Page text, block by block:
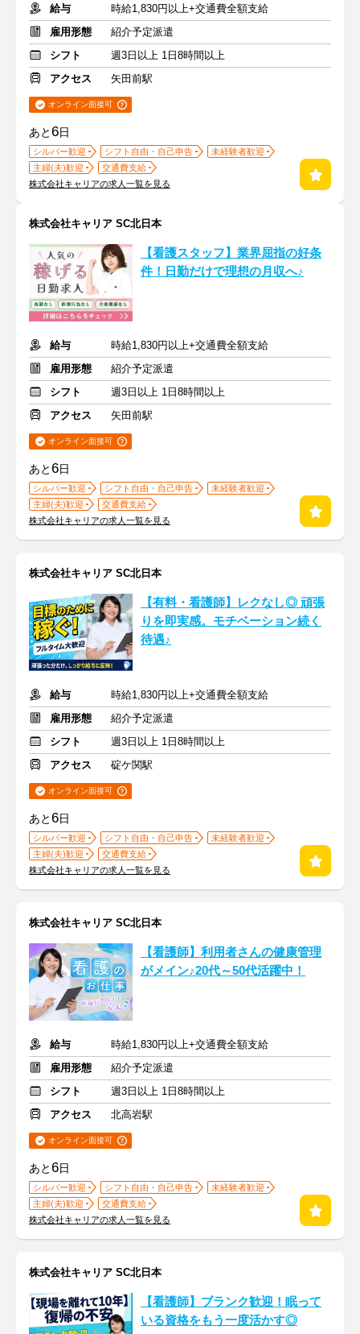
給与
時給1,830円以上+交通費全額支給
雇用形態
紹介予定派遣
シフト
週3日以上 1日8時間以上
アクセス
矢田前駅
オンライン面接可
あと6日
シルバー歓迎 シフト自由・自己申告
未経験者歓迎
主婦(夫)歓迎
交通費支給
株式会社キャリアの求人一覧を見る
株式会社キャリア SC北日本
【看護スタッフ】業界屈指の好条
件！日勤だけで理想の月収へ♪
給与
時給1,830円以上+交通費全額支給
雇用形態
紹介予定派遣
シフト
週3日以上 1日8時間以上
アクセス
矢田前駅
オンライン面接可
あと6日
シルバー歓迎 シフト自由・自己申告
未経験者歓迎
主婦(夫)歓迎
交通費支給
株式会社キャリアの求人一覧を見る
株式会社キャリア SC北日本
【有料・看護師】レクなし◎ 頑張
りを即実感。モチベーション続く
待遇♪
給与
時給1,830円以上+交通費全額支給
雇用形態
紹介予定派遣
シフト
週3日以上 1日8時間以上
アクセス
碇ケ関駅
オンライン面接可
あと6日
シルバー歓迎 シフト自由・自己申告
未経験者歓迎
主婦(夫)歓迎
交通費支給
株式会社キャリアの求人一覧を見る
株式会社キャリア SC北日本
【看護師】利用者さんの健康管理
がメイン♪20代～50代活躍中！
給与
時給1,830円以上+交通費全額支給
雇用形態
紹介予定派遣
シフト
週3日以上 1日8時間以上
アクセス
北高岩駅
オンライン面接可
あと6日
シルバー歓迎 シフト自由・自己申告
未経験者歓迎
主婦(夫)歓迎
交通費支給
株式会社キャリアの求人一覧を見る
株式会社キャリア SC北日本
【看護師】ブランク歓迎！眠って
いる資格をもう一度活かす◎